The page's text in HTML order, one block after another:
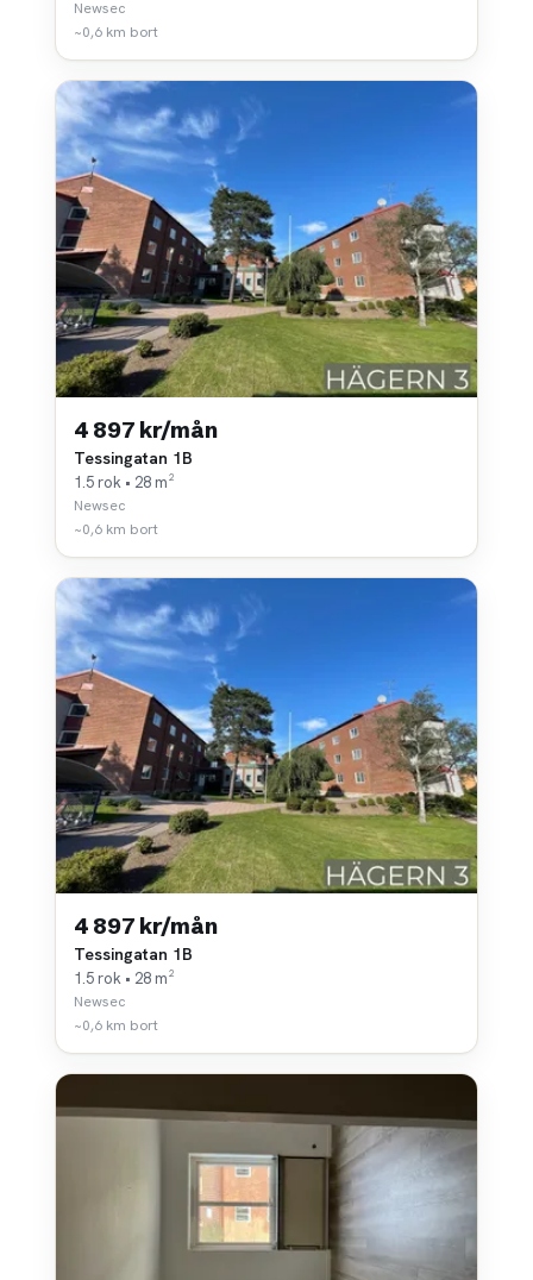
Newsec
~0,6 km bort
4 897 kr/mån
Tessingatan 1B
1.5 rok • 28 m²
Newsec
~0,6 km bort
4 897 kr/mån
Tessingatan 1B
1.5 rok • 28 m²
Newsec
~0,6 km bort